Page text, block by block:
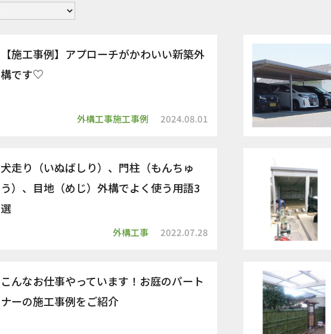
2024.08.01
外構工事施工事例
【施工事例】アプローチがかわいい新築外
構です♡
2022.07.28
外構工事
犬走り（いぬばしり）、門柱（もんちゅ
う）、目地（めじ）外構でよく使う用語3
選
こんなお仕事やっています！お庭のパート
ナーの施工事例をご紹介